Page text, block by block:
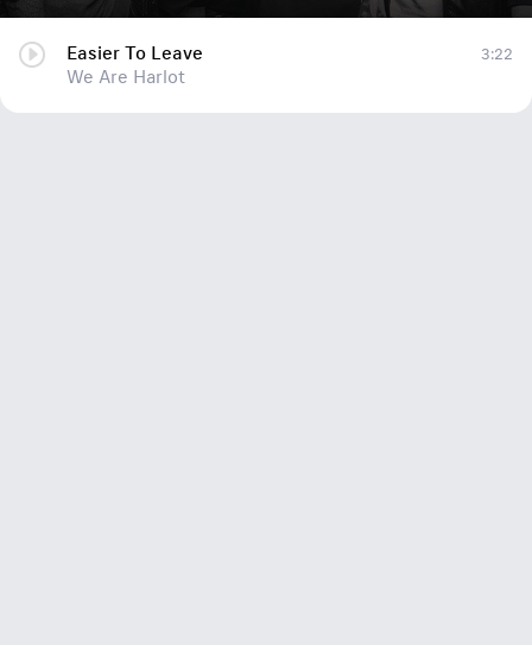
Easier To Leave
We Are Harlot
3:22